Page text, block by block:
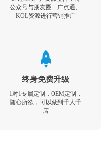
公众号与朋友圈、广点通、
KOL资源进行营销推广
终身免费升级
1对1专属定制，OEM定制，
随心所欲，可以做到千人千
店